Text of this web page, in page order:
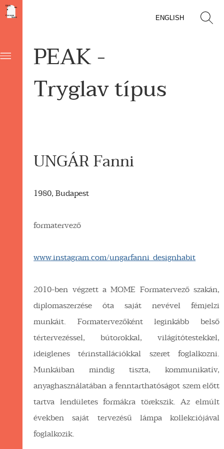
ENGLISH
PEAK -
Tryglav típus
UNGÁR Fanni
1980, Budapest
formatervező
www.instagram.com/ungarfanni_designhabit
2010-ben végzett a MOME Formatervező szakán,
diplomaszerzése óta saját nevével fémjelzi
munkáit. Formatervezőként leginkább belső
tértervezéssel, bútorokkal, világítótestekkel,
ideiglenes térinstallációkkal szeret foglalkozni.
Munkáiban mindig tiszta, kommunikatív,
anyaghasználatában a fenntarthatóságot szem előtt
tartva lendületes formákra törekszik. Az elmúlt
években saját tervezésű lámpa kollekciójával
foglalkozik.